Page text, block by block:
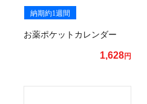
納期約1週間
お薬ポケットカレンダー
1,628円